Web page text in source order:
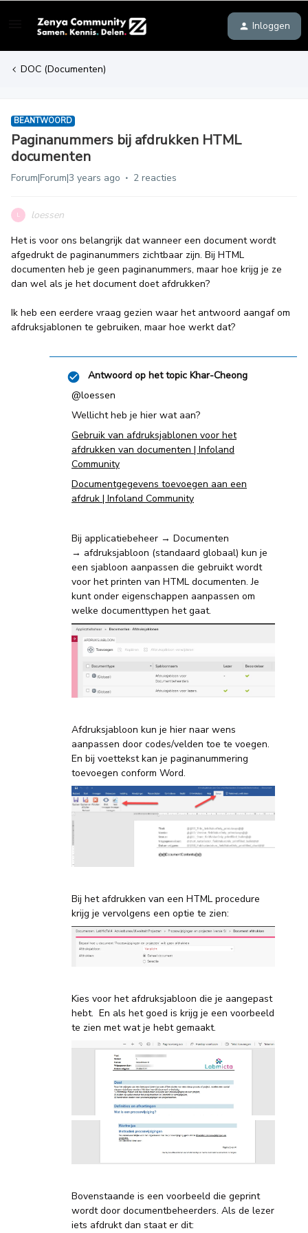
Inloggen
DOC (Documenten)
BEANTWOORD
Paginanummers bij afdrukken HTML
documenten
Forum|Forum|3 years ago 2 reacties
L
loessen
Het is voor ons belangrijk dat wanneer een document wordt
afgedrukt de paginanummers zichtbaar zijn. Bij HTML
documenten heb je geen paginanummers, maar hoe krijg je ze
dan wel als je het document doet afdrukken?
Ik heb een eerdere vraag gezien waar het antwoord aangaf om
afdruksjablonen te gebruiken, maar hoe werkt dat?
Antwoord op het topic Khar-Cheong
@loessen
Wellicht heb je hier wat aan?
Gebruik van afdruksjablonen voor het
afdrukken van documenten | Infoland
Community
Documentgegevens toevoegen aan een
afdruk | Infoland Community
Bij applicatiebeheer → Documenten
→ afdruksjabloon (standaard globaal) kun je
een sjabloon aanpassen die gebruikt wordt
voor het printen van HTML documenten. Je
kunt onder eigenschappen aanpassen om
welke documenttypen het gaat.
Afdruksjabloon kun je hier naar wens
aanpassen door codes/velden toe te voegen.
En bij voettekst kan je paginanummering
toevoegen conform Word.
Bij het afdrukken van een HTML procedure
krijg je vervolgens een optie te zien:
Kies voor het afdruksjabloon die je aangepast
hebt. En als het goed is krijg je een voorbeeld
te zien met wat je hebt gemaakt.
Bovenstaande is een voorbeeld die geprint
wordt door documentbeheerders. Als de lezer
iets afdrukt dan staat er dit: